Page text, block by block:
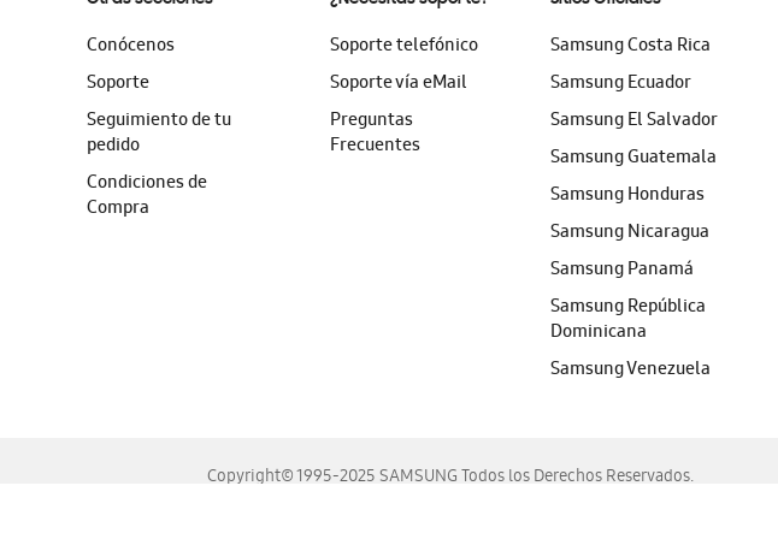
Conócenos
Soporte
Seguimiento de tu
pedido
Condiciones de
Compra
Soporte telefónico
Soporte vía eMail
Preguntas
Frecuentes
Samsung Costa Rica
Samsung Ecuador
Samsung El Salvador
Samsung Guatemala
Samsung Honduras
Samsung Nicaragua
Samsung Panamá
Samsung República
Dominicana
Samsung Venezuela
Copyright© 1995-2025 SAMSUNG Todos los Derechos Reservados.